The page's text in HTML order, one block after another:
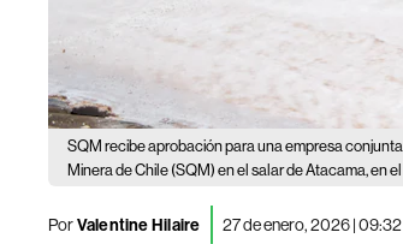
SQM recibe aprobación para una empresa
Minera de Chile (SQM) en el salar de Atacama, en
PorValentine Hilaire 27 de enero, 2026 | 09:32